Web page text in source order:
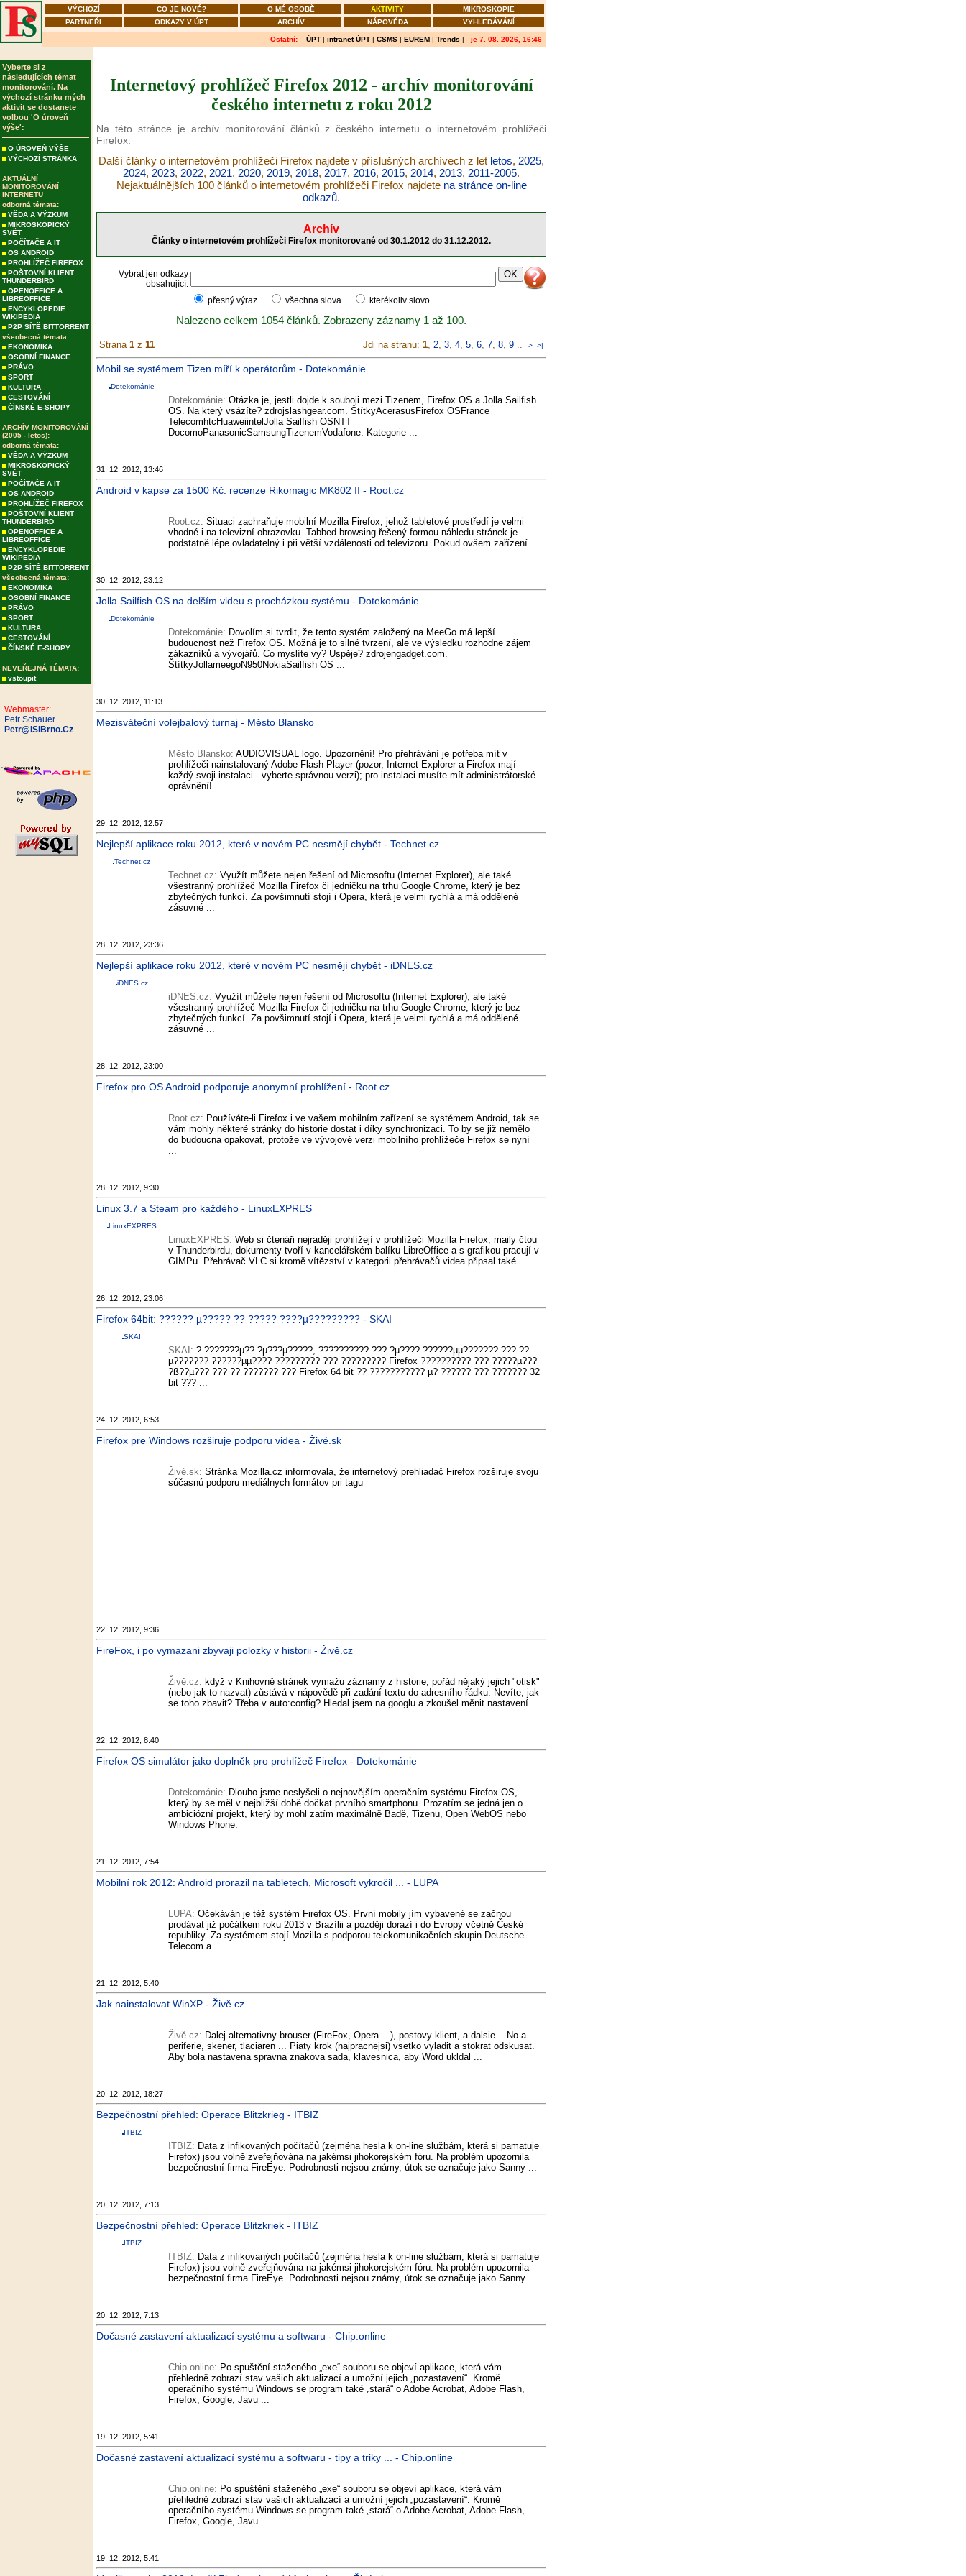
VÝCHOZÍ CO JE NOVÉ? O MÉ OSOBĚ AKTIVITY
MIKROSKOPIE
PARTNEŘI
ODKAZY V ÚPT ARCHÍV NÁPOVĚDA VYHLEDÁVÁNÍ
Ostatní: ÚPT | intranet ÚPT | CSMS | EUREM | Trends | je 7. 08. 2026, 16:46
Vyberte si z
následujících témat
monitorování. Na
výchozí stránku mých
aktivit se dostanete
volbou 'O úroveň
výše':
O ÚROVEŇ VÝŠE
VÝCHOZÍ STRÁNKA
AKTUÁLNÍ
MONITOROVÁNÍ
INTERNETU
odborná témata:
VĚDA A VÝZKUM
MIKROSKOPICKÝ
SVĚT
POČÍTAČE A IT
OS ANDROID
PROHLÍŽEČ FIREFOX
POŠTOVNÍ KLIENT
THUNDERBIRD
OPENOFFICE A
LIBREOFFICE
ENCYKLOPEDIE
WIKIPEDIA
P2P SÍTĚ BITTORRENT
všeobecná témata:
EKONOMIKA
OSOBNÍ FINANCE
PRÁVO
SPORT
KULTURA
CESTOVÁNÍ
ČÍNSKÉ E-SHOPY
ARCHÍV MONITOROVÁNÍ
(2005 - letos):
odborná témata:
VĚDA A VÝZKUM
MIKROSKOPICKÝ
SVĚT
POČÍTAČE A IT
OS ANDROID
PROHLÍŽEČ FIREFOX
POŠTOVNÍ KLIENT
THUNDERBIRD
OPENOFFICE A
LIBREOFFICE
ENCYKLOPEDIE
WIKIPEDIA
P2P SÍTĚ BITTORRENT
všeobecná témata:
EKONOMIKA
OSOBNÍ FINANCE
PRÁVO
SPORT
KULTURA
CESTOVÁNÍ
ČÍNSKÉ E-SHOPY
NEVEŘEJNÁ TÉMATA:
vstoupit
Webmaster:
Petr Schauer
Petr@ISIBrno.Cz
Internetový prohlížeč Firefox 2012 - archív monitorování
českého internetu z roku 2012
Na této stránce je archív monitorování článků z českého internetu o internetovém prohlížeči
Firefox.
Další články o internetovém prohlížeči Firefox najdete v příslušných archívech z let letos, 2025,
2024, 2023, 2022, 2021, 2020, 2019, 2018, 2017, 2016, 2015, 2014, 2013, 2011-2005.
Nejaktuálnějších 100 článků o internetovém prohlížeči Firefox najdete na stránce on-line
odkazů.
Archív
Články o internetovém prohlížeči Firefox monitorované od 30.1.2012 do 31.12.2012.
Vybrat jen odkazy
obsahující:
přesný výraz
všechna slova kterékoliv slovo
Nalezeno celkem 1054 článků. Zobrazeny záznamy 1 až 100.
Strana 1 z 11 Jdi na stranu: 1, 2, 3, 4, 5, 6, 7, 8, 9 .. > >|
Mobil se systémem Tizen míří k operátorům - Dotekománie
Dotekománie
Dotekománie: Otázka je, jestli dojde k souboji mezi Tizenem, Firefox OS a Jolla Sailfish
OS. Na který vsázíte? zdrojslashgear.com. ŠtítkyAcerasusFirefox OSFrance
TelecomhtcHuaweiintelJolla Sailfish OSNTT
DocomoPanasonicSamsungTizenemVodafone. Kategorie ...
31. 12. 2012, 13:46
Android v kapse za 1500 Kč: recenze Rikomagic MK802 II - Root.cz
Root.cz: Situaci zachraňuje mobilní Mozilla Firefox, jehož tabletové prostředí je velmi
vhodné i na televizní obrazovku. Tabbed-browsing řešený formou náhledu stránek je
podstatně lépe ovladatelný i při větší vzdálenosti od televizoru. Pokud ovšem zařízení ...
30. 12. 2012, 23:12
Jolla Sailfish OS na delším videu s procházkou systému - Dotekománie
Dotekománie
Dotekománie: Dovolím si tvrdit, že tento systém založený na MeeGo má lepší
budoucnost než Firefox OS. Možná je to silné tvrzení, ale ve výsledku rozhodne zájem
zákazníků a vývojářů. Co myslíte vy? Uspěje? zdrojengadget.com.
ŠtítkyJollameegoN950NokiaSailfish OS ...
30. 12. 2012, 11:13
Mezisváteční volejbalový turnaj - Město Blansko
Město Blansko: AUDIOVISUAL logo. Upozornění! Pro přehrávání je potřeba mít v
prohlížeči nainstalovaný Adobe Flash Player (pozor, Internet Explorer a Firefox mají
každý svoji instalaci - vyberte správnou verzi); pro instalaci musíte mít administrátorské
oprávnění!
29. 12. 2012, 12:57
Nejlepší aplikace roku 2012, které v novém PC nesmějí chybět - Technet.cz
Technet.cz
Technet.cz: Využít můžete nejen řešení od Microsoftu (Internet Explorer), ale také
všestranný prohlížeč Mozilla Firefox či jedničku na trhu Google Chrome, který je bez
zbytečných funkcí. Za povšimnutí stojí i Opera, která je velmi rychlá a má oddělené
zásuvné ...
28. 12. 2012, 23:36
Nejlepší aplikace roku 2012, které v novém PC nesmějí chybět - iDNES.cz
iDNES.cz
iDNES.cz: Využít můžete nejen řešení od Microsoftu (Internet Explorer), ale také
všestranný prohlížeč Mozilla Firefox či jedničku na trhu Google Chrome, který je bez
zbytečných funkcí. Za povšimnutí stojí i Opera, která je velmi rychlá a má oddělené
zásuvné ...
28. 12. 2012, 23:00
Firefox pro OS Android podporuje anonymní prohlížení - Root.cz
Root.cz: Používáte-li Firefox i ve vašem mobilním zařízení se systémem Android, tak se
vám mohly některé stránky do historie dostat i díky synchronizaci. To by se již nemělo
do budoucna opakovat, protože ve vývojové verzi mobilního prohlížeče Firefox se nyní
...
28. 12. 2012, 9:30
Linux 3.7 a Steam pro každého - LinuxEXPRES
LinuxEXPRES
LinuxEXPRES: Web si čtenáři nejraději prohlížejí v prohlížeči Mozilla Firefox, maily čtou
v Thunderbirdu, dokumenty tvoří v kancelářském balíku LibreOffice a s grafikou pracují v
GIMPu. Přehrávač VLC si kromě vítězství v kategorii přehrávačů videa připsal také ...
26. 12. 2012, 23:06
Firefox 64bit: ?????? µ????? ?? ????? ????µ????????? - SKAI
SKAI
SKAI: ? ???????µ?? ?µ???µ?????, ?????????? ??? ?µ???? ??????µµ??????? ??? ??
µ??????? ??????µµ???? ????????? ??? ????????? Firefox ?????????? ??? ?????µ???
?ß??µ??? ??? ?? ??????? ??? Firefox 64 bit ?? ??????????? µ? ?????? ??? ??????? 32
bit ??? ...
24. 12. 2012, 6:53
Firefox pre Windows rozširuje podporu videa - Živé.sk
Živé.sk: Stránka Mozilla.cz informovala, že internetový prehliadač Firefox rozširuje svoju
súčasnú podporu mediálnych formátov pri tagu
22. 12. 2012, 9:36
FireFox, i po vymazani zbyvaji polozky v historii - Živě.cz
Živě.cz: když v Knihovně stránek vymažu záznamy z historie, pořád nějaký jejich "otisk"
(nebo jak to nazvat) zůstává v nápovědě při zadání textu do adresního řádku. Nevíte, jak
se toho zbavit? Třeba v auto:config? Hledal jsem na googlu a zkoušel měnit nastavení ...
22. 12. 2012, 8:40
Firefox OS simulátor jako doplněk pro prohlížeč Firefox - Dotekománie
Dotekománie: Dlouho jsme neslyšeli o nejnovějším operačním systému Firefox OS,
který by se měl v nejbližší době dočkat prvního smartphonu. Prozatím se jedná jen o
ambiciózní projekt, který by mohl zatím maximálně Badě, Tizenu, Open WebOS nebo
Windows Phone.
21. 12. 2012, 7:54
Mobilní rok 2012: Android prorazil na tabletech, Microsoft vykročil ... - LUPA
LUPA: Očekáván je též systém Firefox OS. První mobily jím vybavené se začnou
prodávat již počátkem roku 2013 v Brazílii a později dorazí i do Evropy včetně České
republiky. Za systémem stojí Mozilla s podporou telekomunikačních skupin Deutsche
Telecom a ...
21. 12. 2012, 5:40
Jak nainstalovat WinXP - Živě.cz
Živě.cz: Dalej alternativny brouser (FireFox, Opera ...), postovy klient, a dalsie... No a
periferie, skener, tlaciaren ... Piaty krok (najpracnejsi) vsetko vyladit a stokrat odskusat.
Aby bola nastavena spravna znakova sada, klavesnica, aby Word ukldal ...
20. 12. 2012, 18:27
Bezpečnostní přehled: Operace Blitzkrieg - ITBIZ
ITBIZ
ITBIZ: Data z infikovaných počítačů (zejména hesla k on-line službám, která si pamatuje
Firefox) jsou volně zveřejňována na jakémsi jihokorejském fóru. Na problém upozornila
bezpečnostní firma FireEye. Podrobnosti nejsou známy, útok se označuje jako Sanny ...
20. 12. 2012, 7:13
Bezpečnostní přehled: Operace Blitzkriek - ITBIZ
ITBIZ
ITBIZ: Data z infikovaných počítačů (zejména hesla k on-line službám, která si pamatuje
Firefox) jsou volně zveřejňována na jakémsi jihokorejském fóru. Na problém upozornila
bezpečnostní firma FireEye. Podrobnosti nejsou známy, útok se označuje jako Sanny ...
20. 12. 2012, 7:13
Dočasné zastavení aktualizací systému a softwaru - Chip.online
Chip.online: Po spuštění staženého „exe“ souboru se objeví aplikace, která vám
přehledně zobrazí stav vašich aktualizací a umožní jejich „pozastavení“. Kromě
operačního systému Windows se program také „stará“ o Adobe Acrobat, Adobe Flash,
Firefox, Google, Javu ...
19. 12. 2012, 5:41
Dočasné zastavení aktualizací systému a softwaru - tipy a triky ... - Chip.online
Chip.online: Po spuštění staženého „exe“ souboru se objeví aplikace, která vám
přehledně zobrazí stav vašich aktualizací a umožní jejich „pozastavení“. Kromě
operačního systému Windows se program také „stará“ o Adobe Acrobat, Adobe Flash,
Firefox, Google, Javu ...
19. 12. 2012, 5:41